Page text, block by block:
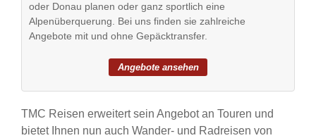
oder Donau planen oder ganz sportlich eine
Alpenüberquerung. Bei uns finden sie zahlreiche
Angebote mit und ohne Gepäcktransfer.
TMC Reisen erweitert sein Angebot an Touren und
bietet Ihnen nun auch Wander- und Radreisen von